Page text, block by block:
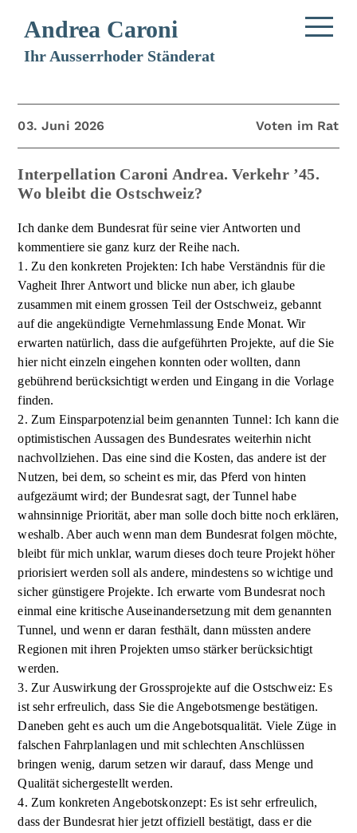
Andrea Caroni
Ihr Ausserrhoder Ständerat
03. Juni 2026 Voten im Rat
Interpellation Caroni Andrea. Verkehr ’45.
Wo bleibt die Ostschweiz?
Ich danke dem Bundesrat für seine vier Antworten und
kommentiere sie ganz kurz der Reihe nach.
1. Zu den konkreten Projekten: Ich habe Verständnis für die
Vagheit Ihrer Antwort und blicke nun aber, ich glaube
zusammen mit einem grossen Teil der Ostschweiz, gebannt
auf die angekündigte Vernehmlassung Ende Monat. Wir
erwarten natürlich, dass die aufgeführten Projekte, auf die Sie
hier nicht einzeln eingehen konnten oder wollten, dann
gebührend berücksichtigt werden und Eingang in die Vorlage
finden.
2. Zum Einsparpotenzial beim genannten Tunnel: Ich kann die
optimistischen Aussagen des Bundesrates weiterhin nicht
nachvollziehen. Das eine sind die Kosten, das andere ist der
Nutzen, bei dem, so scheint es mir, das Pferd von hinten
aufgezäumt wird; der Bundesrat sagt, der Tunnel habe
wahnsinnige Priorität, aber man solle doch bitte noch erklären,
weshalb. Aber auch wenn man dem Bundesrat folgen möchte,
bleibt für mich unklar, warum dieses doch teure Projekt höher
priorisiert werden soll als andere, mindestens so wichtige und
sicher günstigere Projekte. Ich erwarte vom Bundesrat noch
einmal eine kritische Auseinandersetzung mit dem genannten
Tunnel, und wenn er daran festhält, dann müssten andere
Regionen mit ihren Projekten umso stärker berücksichtigt
werden.
3. Zur Auswirkung der Grossprojekte auf die Ostschweiz: Es
ist sehr erfreulich, dass Sie die Angebotsmenge bestätigen.
Daneben geht es auch um die Angebotsqualität. Viele Züge in
falschen Fahrplanlagen und mit schlechten Anschlüssen
bringen wenig, darum setzen wir darauf, dass Menge und
Qualität sichergestellt werden.
4. Zum konkreten Angebotskonzept: Es ist sehr erfreulich,
dass der Bundesrat hier jetzt offiziell bestätigt, dass er die